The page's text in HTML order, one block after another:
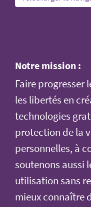
Notre mission :
Faire progresser
les libertés en
technologies
protection de la
personnelles, à
soutenons aussi
utilisation sans
mieux connaître